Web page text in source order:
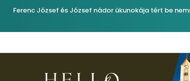
Év végétől e-buszt is gyártanak